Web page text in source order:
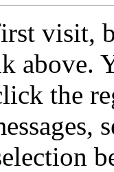
visit,
above.
the